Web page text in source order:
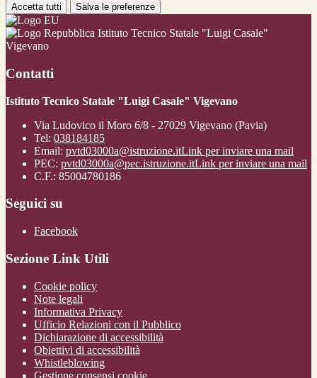
Accetta tutti Salva le preferenze
Istituto Tecnico Statale "Luigi Casale"
Vigevano
Contatti
Istituto Tecnico Statale "Luigi Casale" Vigevano
Via Ludovico il Moro 6/8 - 27029 Vigevano (Pavia)
Tel: 038184185
Email: pvtd03000a@istruzione.itLink per inviare una mail
PEC: pvtd03000a@pec.istruzione.itLink per inviare una mail
C.F.: 85004780186
Seguici su
Facebook
Sezione Link Utili
Cookie policy
Note legali
Informativa Privacy
Ufficio Relazioni con il Pubblico
Dichiarazione di accessibilità
Obiettivi di accessibilità
Whistleblowing
Gestione consensi cookie